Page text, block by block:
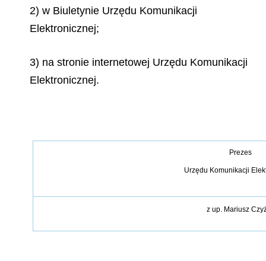
2) w Biuletynie Urzędu Komunikacji
Elektronicznej;
3) na stronie internetowej Urzędu Komunikacji
Elektronicznej.
Prezes
Urzędu Komunikacji
z up. Mariusz